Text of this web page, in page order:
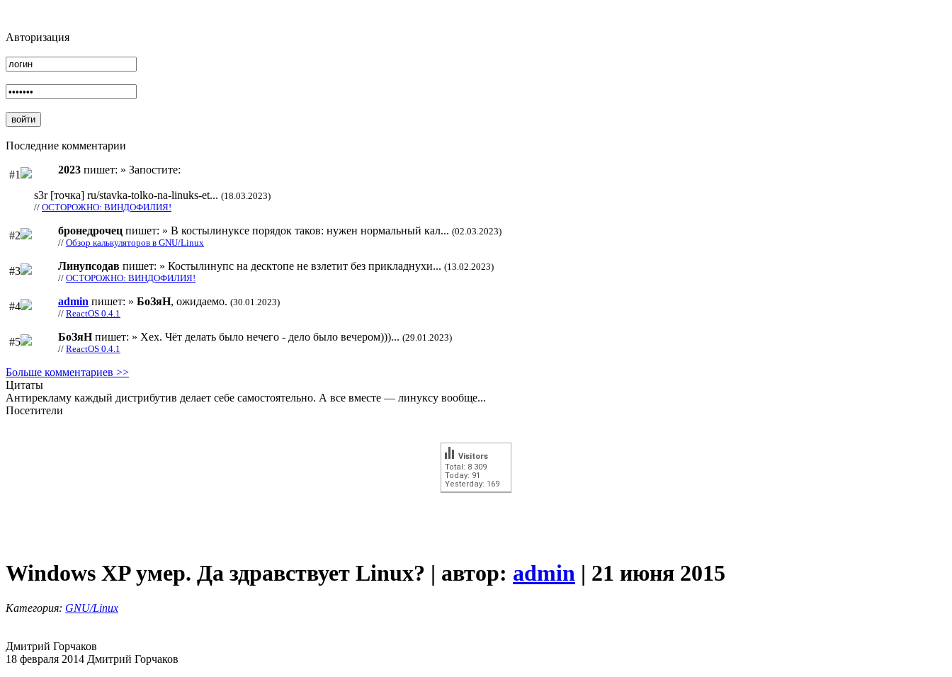
Авторизация
Последние комментарии
#1 2023 пишет: » Запостите:
s3r [точка] ru/stavka-tolko-na-linuks-et... (18.03.2023)
// ОСТОРОЖНО: ВИНДОФИЛИЯ!
#2 бронедрочец пишет: » В костылинуксе порядок таков: нужен нормальный кал... (02.03.2023)
// Обзор калькуляторов в GNU/Linux
#3 Линупсодав пишет: » Костылинупс на десктопе не взлетит без прикладнухи... (13.02.2023)
// ОСТОРОЖНО: ВИНДОФИЛИЯ!
#4 admin пишет: » БоЗяН, ожидаемо. (30.01.2023)
// ReactOS 0.4.1
#5 БоЗяНпишет: » Хех. Чёт делать было нечего - дело было вечером)))... (29.01.2023)
// ReactOS 0.4.1
Больше комментариев >>
Цитаты
Антирекламу каждый дистрибутив делает себе самостоятельно. А все вместе — линуксу вообще...
Посетители
Total: 8 309
Today: 91
Yesterday: 169
Visitors
Windows XP умер. Да здравствует Linux? | автор: admin | 21 июня 2015
Категория: GNU/Linux
Дмитрий Горчаков
18 февраля 2014 Дмитрий Горчаков